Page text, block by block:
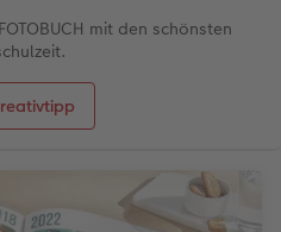
mit den schönsten